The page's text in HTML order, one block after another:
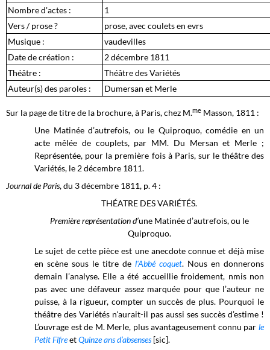
Nombre d'actes :
1
Vers / prose ?
prose, avec coulets en evrs
Musique :
vaudevilles
Date de création :
2 décembre 1811
Théâtre :
Théâtre des Variétés
Auteur(s) des paroles :
Dumersan et Merle
Sur la page de titre de la brochure, à Paris, chez M.me Masson, 1811 :
Une Matinée d’autrefois, ou le Quiproquo, comédie en un
acte mêlée de couplets, par MM. Du Mersan et Merle ;
Représentée, pour la première fois à Paris, sur le théâtre des
Variétés, le 2 décembre 1811.
Journal de Paris, du 3 décembre 1811, p. 4 :
THÉATRE DES VARIÉTÉS.
Première représentation d’une Matinée d’autrefois, ou le
Quiproquo.
Le sujet de cette pièce est une anecdote connue et déjà mise
en scène sous le titre de l'Abbé coquet. Nous en donnerons
demain l’analyse. Elle a été accueillie froidement, nmis non
pas avec une défaveur assez marquée pour que l’auteur ne
puisse, à la rigueur, compter un succès de plus. Pourquoi le
théâtre des Variétés n'aurait-il pas aussi ses succès d’estime !
L’ouvrage est de M. Merle, plus avantageusement connu par le
Petit FifreetQuinze ans d’absenses [sic].